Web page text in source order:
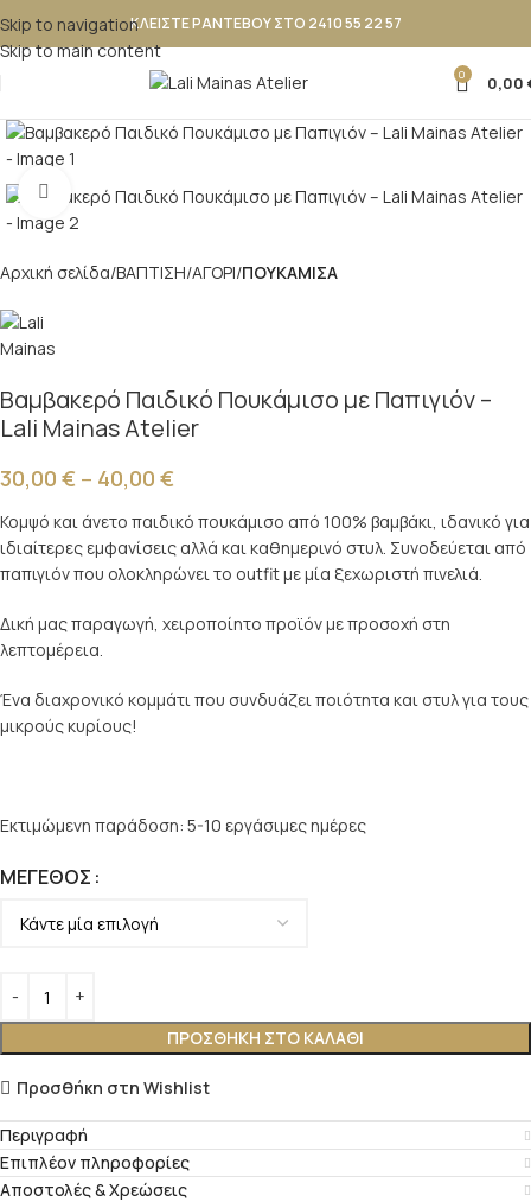
Skip to navigation
Skip to main content
ΚΛΕΙΣΤΕ ΡΑΝΤΕΒΟΥ ΣΤΟ 2410 55 22 57
0 0,00
Κλικ για μεγέθυνση
Αρχική σελίδα ΒΑΠΤΙΣΗ ΑΓΟΡΙ ΠΟΥΚΑΜΙΣΑ
Βαμβακερό Παιδικό Πουκάμισο με Παπιγιόν –
Lali Mainas Atelier
30,00 € – 40,00 €
Κομψό και άνετο παιδικό πουκάμισο από 100% βαμβάκι, ιδανικό για
ιδιαίτερες εμφανίσεις αλλά και καθημερινό στυλ. Συνοδεύεται από
παπιγιόν που ολοκληρώνει το outfit με μία ξεχωριστή πινελιά.
Δική μας παραγωγή, χειροποίητο προϊόν με προσοχή στη
λεπτομέρεια.
Ένα διαχρονικό κομμάτι που συνδυάζει ποιότητα και στυλ για τους
μικρούς κυρίους!
Εκτιμώμενη παράδοση: 5-10 εργάσιμες ημέρες
ΜΈΓΕΘΟΣ
ΠΡΟΣΘΉΚΗ ΣΤΟ ΚΑΛΆΘΙ
Προσθήκη στη Wishlist
Περιγραφή
Επιπλέον πληροφορίες
Αποστολές & Χρεώσεις